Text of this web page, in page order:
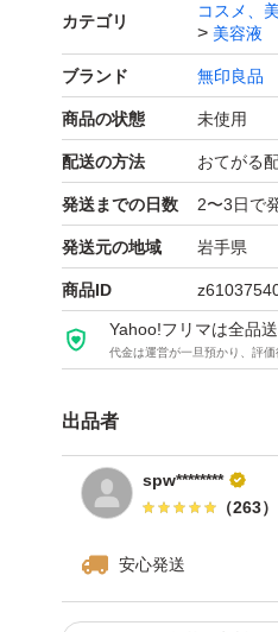
カテゴリ
コスメ、
美容液
ブランド 無印良品
商品の状態 未使用
配送の方法 おてがる
発送までの日数 2〜3日で
発送元の地域 岩手県
商品ID
Yahoo!フリマは全品
代金は運営が一旦預かり、評
出品者
spw********
（263）
安心発送
ね！
ね！